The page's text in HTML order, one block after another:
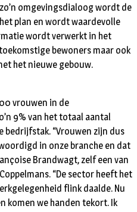
omgevingsdialoog wordt de
plan en wordt waardevolle
wordt verwerkt in het
bewoners maar ook
het nieuwe gebouw.
vrouwen in de
9% van het totaal aantal
bedrijfstak. “Vrouwen zijn dus
in onze branche en dat
Brandwagt, zelf een van
“De sector heeft het
flink daalde. Nu
komen we handen tekort. Ik